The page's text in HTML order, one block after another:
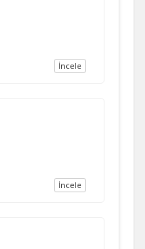
İncele
İncele